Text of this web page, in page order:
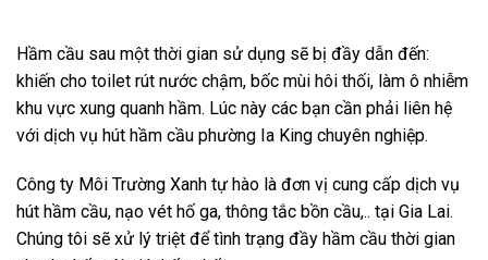
Hầm cầu sau một thời gian sử dụng sẽ bị đầy dẫn đến:
khiến cho toilet rút nước chậm, bốc mùi hôi thối, làm ô nhiễm
khu vực xung quanh hầm. Lúc này các bạn cần phải liên hệ
với dịch vụ hút hầm cầu phường Ia King chuyên nghiệp.
Công ty Môi Trường Xanh tự hào là đơn vị cung cấp dịch vụ
hút hầm cầu, nạo vét hố ga, thông tắc bồn cầu,.. tại Gia Lai.
Chúng tôi sẽ xử lý triệt để tình trạng đầy hầm cầu thời gian